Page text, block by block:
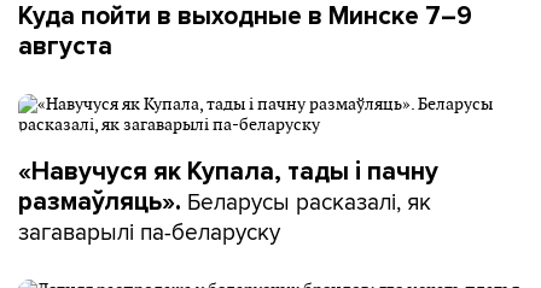
Куда пойти в выходные в Минске 7–9
августа
«Навучуся як Купала, тады і пачну
размаўляць». Беларусы расказалі, як
загаварылі па-беларуску